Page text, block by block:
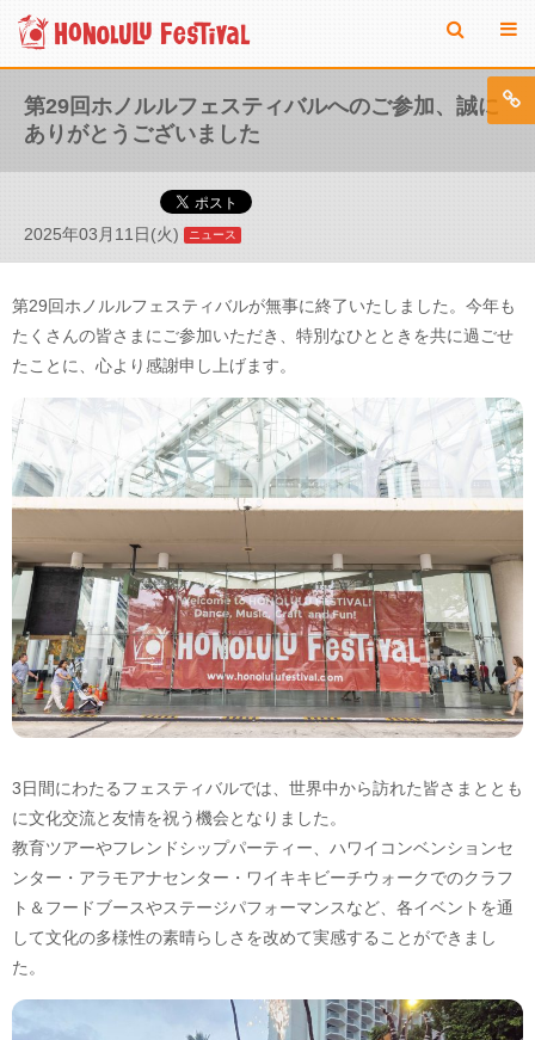
第29回ホノルルフェスティバルへのご参加、誠に
ありがとうございました
2025年03月11日(火) ニュース
第29回ホノルルフェスティバルが無事に終了いたしました。今年も
たくさんの皆さまにご参加いただき、特別なひとときを共に過ごせ
たことに、心より感謝申し上げます。
3日間にわたるフェスティバルでは、世界中から訪れた皆さまととも
に文化交流と友情を祝う機会となりました。
教育ツアーやフレンドシップパーティー、ハワイコンベンションセ
ンター・アラモアナセンター・ワイキキビーチウォークでのクラフ
ト＆フードブースやステージパフォーマンスなど、各イベントを通
して文化の多様性の素晴らしさを改めて実感することができまし
た。